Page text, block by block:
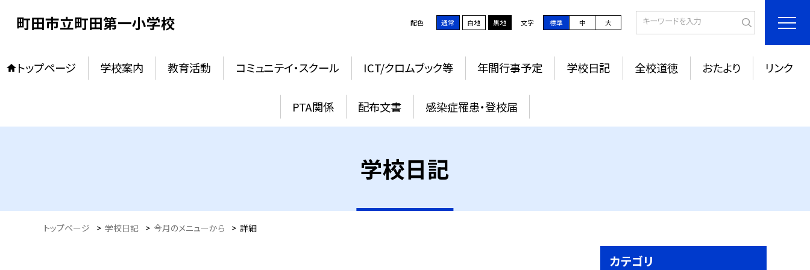
町田市立町田第一小学校 配色 通常 白地 黒地 文字 標準 中 大
トップページ 学校案内 教育活動 コミュニテイ・スクール ICT/クロムブック等 年間行事予定 学校日記 全校道徳 おたより リンク
PTA関係 配布文書 感染症罹患・登校届
学校日記
トップページ > 学校日記 > 今月のメニューから > 詳細
カテゴリ